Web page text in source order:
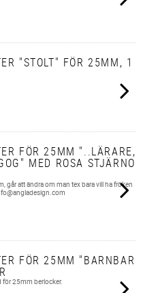
"STOLT" FÖR 25MM, 1
FÖR 25MM "..LÄRARE,
MED ROSA STJÄRNO
går att ändra om man tex bara vill ha fröken
FÖR 25MM "BARNBAR
för 25mm berlocker.